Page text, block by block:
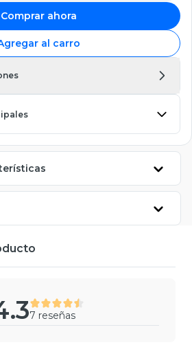
Comprar ahora
al carro
7 reseñas